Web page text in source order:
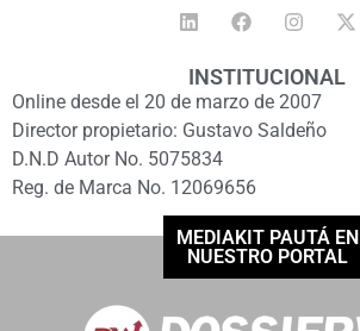
INSTITUCIONAL
Online desde el 20 de marzo de 2007
Director propietario: Gustavo Saldeño
D.N.D Autor No. 5075834
Reg. de Marca No. 12069656
MEDIAKIT PAUTÁ EN
NUESTRO PORTAL